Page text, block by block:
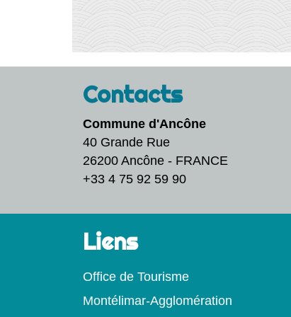
Contacts
Commune d'Ancône
40 Grande Rue
26200 Ancône - FRANCE
+33 4 75 92 59 90
Liens
Office de Tourisme
Montélimar-Agglomération